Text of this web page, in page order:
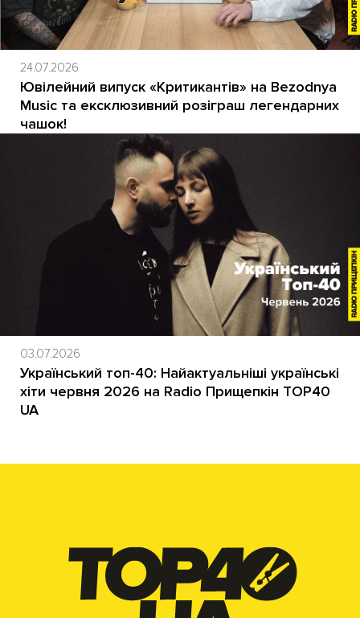
24.07.2026
Ювілейний випуск «Критикантів» на Bezodnya
Music та ексклюзивний розіграш легендарних
чашок!
03.07.2026
Український топ-40: Найактуальніші українські
хіти червня 2026 на Radio Прищепкін TOP40
UA